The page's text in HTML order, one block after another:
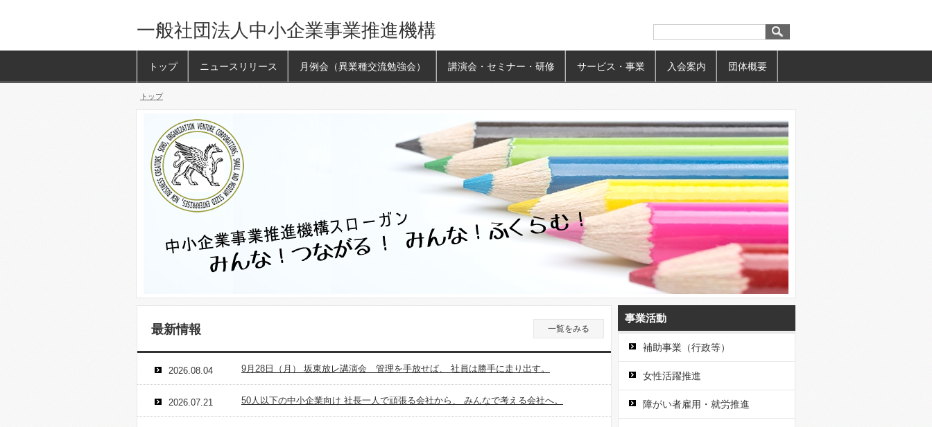
一般社団法人中小企業事業推進機構
トップ ニュースリリース 月例会（異業種交流勉強会） 講演会・セミナー・研修 サービス・事業 入会案内 団体概要
トップ
最新情報 一覧をみる
2026.08.04 9月28日（月） 坂東放レ講演会 管理を手放せば、 社員は勝手に走り出す。
2026.07.21 50人以下の中小企業向け 社長一人で頑張る会社から、 みんなで考える会社へ。
事業活動
補助事業（行政等）
女性活躍推進
障がい者雇用・就労推進